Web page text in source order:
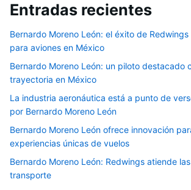
Entradas recientes
Bernardo Moreno León: el éxito de
para aviones en México
Bernardo Moreno León: un piloto destacado
trayectoria en México
La industria aeronáutica está a punto de
por Bernardo Moreno León
Bernardo Moreno León ofrece innovación
experiencias únicas de vuelos
Bernardo Moreno León: Redwings atiende
transporte